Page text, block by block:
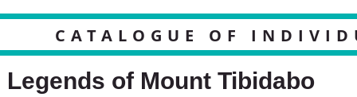
CATALOGUE OF
Legends of Mount Tibidabo